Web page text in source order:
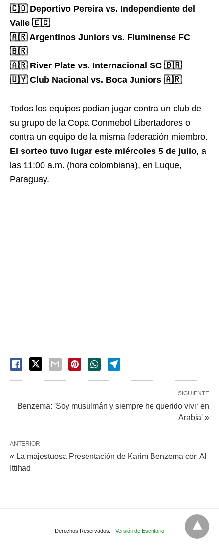
🇨🇴 Deportivo Pereira vs. Independiente del
Valle 🇪🇨
🇦🇷 Argentinos Juniors vs. Fluminense FC
🇧🇷
🇦🇷 River Plate vs. Internacional SC 🇧🇷
🇺🇾 Club Nacional vs. Boca Juniors 🇦🇷
Todos los equipos podían jugar contra un club de
su grupo de la Copa Conmebol Libertadores o
contra un equipo de la misma federación miembro.
El sorteo tuvo lugar este miércoles 5 de julio, a
las 11:00 a.m. (hora colombiana), en Luque,
Paraguay.
SIGUIENTE
Benzema: 'Soy musulmán y siempre he querido vivir en
Arabia' »
ANTERIOR
« La majestuosa Presentación de Karim Benzema con Al
Ittihad
Derechos Reservados. Versión de Escritorio